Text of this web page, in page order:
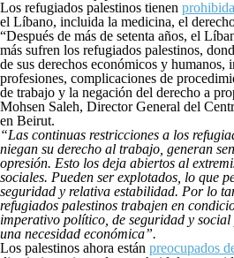
Los refugiados palestinos tienen
el Líbano, incluida la medicina, el
“Después de más de setenta años, el
más sufren los refugiados palestinos,
de sus derechos económicos y humanos,
profesiones, complicaciones de
de trabajo y la negación del derecho a
Mohsen Saleh, Director General del
en Beirut.
“Las continuas restricciones a los
niegan su derecho al trabajo, generan
opresión. Esto los deja abiertos al
sociales. Pueden ser explotados, lo que
seguridad y relativa estabilidad. Por lo
refugiados palestinos trabajen en
imperativo político, de seguridad y
una necesidad económica”.
Los palestinos ahora están preocupados